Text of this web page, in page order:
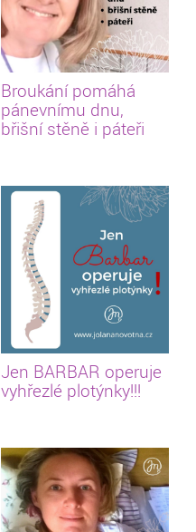
Broukání pomáhá
pánevnímu dnu,
břišní stěně i páteři
Jen BARBAR operuje
vyhřezlé plotýnky!!!